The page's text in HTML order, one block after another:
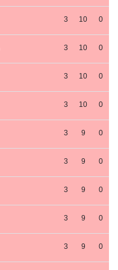
3 10 0
3 10 0
3 10 0
3 10 0
3 9 0
3 9 0
3 9 0
3 9 0
3 9 0